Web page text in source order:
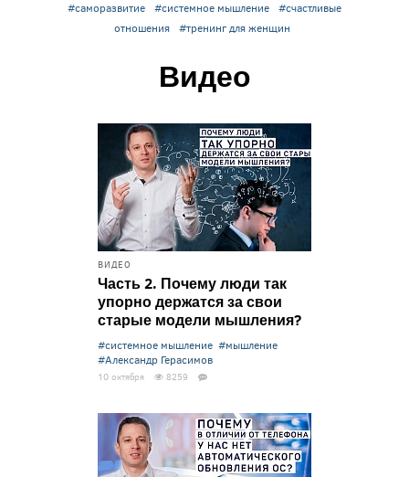
#саморазвитие
#системное мышление
#счастливые
отношения
#тренинг для женщин
Видео
ВИДЕО
Часть 2. Почему люди так
упорно держатся за свои
старые модели мышления?
#системное мышление #мышление
#Александр Герасимов
10 октября 8259